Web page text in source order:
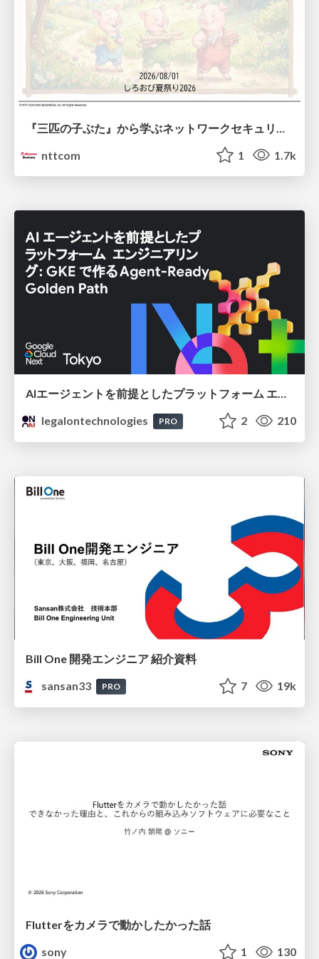
nttcom
1 1.7k
AIエージェントを前提としたプラットフォーム エンジニアリング：GKEで作るAgent-Ready Golden Path
legalontechnologies
PRO 2 210
Bill One 開発エンジニア 紹介資料
sansan33
PRO 7 19k
Flutterをカメラで動かしたかった話
sony
1 130